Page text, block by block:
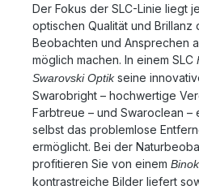
Augen zu entdecken!
Seherlebnisses bietet
7x21 gewohnte Qualität und
Kompaktferngläser wertvolle
Naturliebhaber: Das leichte
halten, sodass ein
möglich ist – im Vergleich zu
erstklassige Bilder und scharfe
7x21: Zeitloses Design von
Swarovski positioniert das CL
Funktionalität und Ästhetik.
Der Fokus der SLC-Linie liegt
optischen Qualität und Brillanz
Beobachten und Ansprechen
möglich machen. In einem SLC
Swarovski Optikseine
Swarobright – hochwertige
Farbtreue – und Swaroclean –
selbst das problemlose
ermöglicht. Bei der
profitieren Sie von einem
kontrastreiche Bilder liefert